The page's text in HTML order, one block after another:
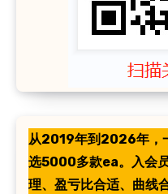
从2019年到2026年，
选5000多款ea。入会
理、盈亏比合适、曲线